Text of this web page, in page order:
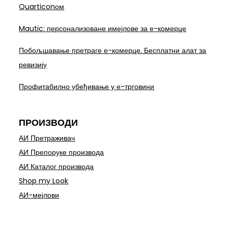
Quarticonом
Mautic: персонализоване имејлове за е-комерце
Побољшавање претраге е-комерце. Бесплатни алат за
ревизију
Профитабилно убеђивање у е-трговини
ПРОИЗВОДИ
АИ Претраживач
АИ Препоруке производа
АИ Каталог производа
Shop my Look
АИ-мејлови